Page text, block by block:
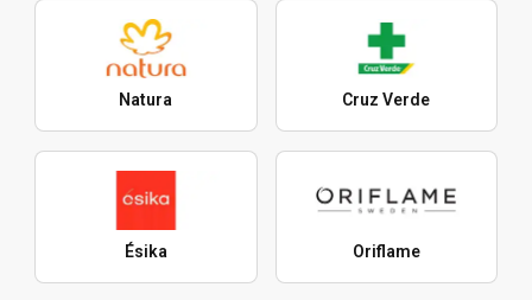
Natura Cruz Verde
Ésika Oriflame